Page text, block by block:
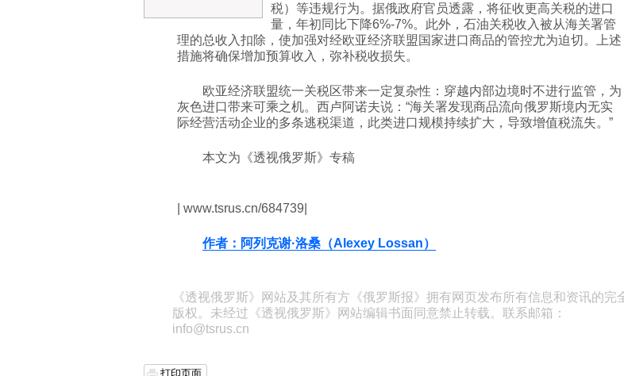
税）等违规行为。据俄政府官员透露，将征收更高关税的进口
量，年初同比下降6%-7%。此外，石油关税收入被从海关署管
理的总收入扣除，使加强对经欧亚经济联盟国家进口商品的管控尤为迫切。上述
措施将确保增加预算收入，弥补税收损失。
欧亚经济联盟统一关税区带来一定复杂性：穿越内部边境时不进行监管，为
灰色进口带来可乘之机。西卢阿诺夫说：“海关署发现商品流向俄罗斯境内无实
际经营活动企业的多条逃税渠道，此类进口规模持续扩大，导致增值税流失。”
本文为《透视俄罗斯》专稿
| www.tsrus.cn/684739|
作者：阿列克谢·洛桑（Alexey Lossan）
《透视俄罗斯》网站及其所有方《俄罗斯报》拥有网页发布所有信息和资讯的完
版权。未经过《透视俄罗斯》网站编辑书面同意禁止转载。联系邮箱：
info@tsrus.cn
打印页面